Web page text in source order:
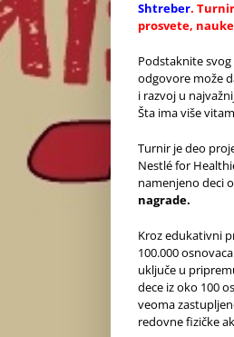
Shtreber.
prosvete,
Podstaknite
odgovore može
i razvoj u
Šta ima više
Turnir je deo
Nestlé for
namenjeno deci
nagrade.
Kroz edukativni
100.000
uključe u
dece iz oko 100
veoma
redovne fizičke